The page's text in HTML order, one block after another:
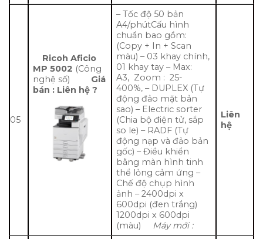
05
Ricoh Aficio
MP 5002 (Công
nghệ số)
Giá
bán : Liên hệ ?
– Tốc độ 50 bản
A4/phútCấu hình
chuẩn bao gồm:
(Copy + In + Scan
màu) – 03 khay chính,
01 khay tay – Max:
A3, Zoom : 25-
400%, – DUPLEX (Tự
động đảo mặt bản
sao) – Electric sorter
(Chia bộ điện tử, sắp
so le) – RADF (Tự
động nạp và đảo bản
gốc) – Điều khiển
bằng màn hình tinh
thể lỏng cảm ứng –
Chế độ chụp hình
ảnh – 2400dpi x
600dpi (đen trắng)
1200dpi x 600dpi
(màu) Máy mới :
Liên
hệ